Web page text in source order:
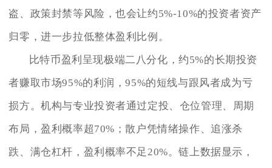
盗、政策封禁等风险，也会让约5%-10%的投资者资产
归零，进一步拉低整体盈利比例。
比特币盈利呈现极端二八分化，约5%的长期投资
者赚取市场95%的利润，95%的短线与跟风者成为亏
损方。机构与专业投资者通过定投、仓位管理、周期
布局，盈利概率超70%；散户凭情绪操作、追涨杀
跌、满仓杠杆，盈利概率不足20%。链上数据显示，